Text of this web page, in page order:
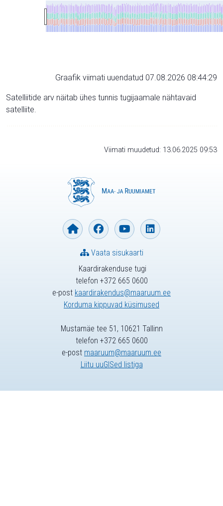
Graafik viimati uuendatud 07.08.2026 08:44:29
Satelliitide arv näitab ühes tunnis tugijaamale nähtavaid
satelliite.
Viimati muudetud: 13.06.2025 09:53
Kaardirakenduse tugi
telefon +372 665 0600
e-post kaardirakendus@maaruum.ee
Korduma kippuvad küsimused
Vaata sisukaarti
Mustamäe tee 51, 10621 Tallinn
telefon +372 665 0600
e-post maaruum@maaruum.ee
Liitu uuGISed listiga